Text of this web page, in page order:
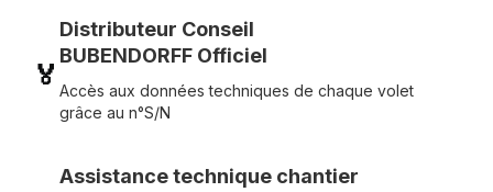
🏅
Distributeur Conseil
BUBENDORFF Officiel
Accès aux données techniques de chaque volet
grâce au n°S/N
Assistance technique chantier